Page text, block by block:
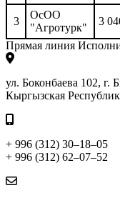
3
ОсОО
"Агротурк"
3
Прямая линия
ул. Боконбаева 102, г.
Кыргызская
+ 996 (312) 30–18–05
+ 996 (312) 62–07–52